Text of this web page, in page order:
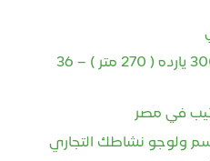
سعر بكرة سلوتيب شفاف 300 يارده ( 270 متر ) – 36
في مصر
ولوجو نشاطك التجاري